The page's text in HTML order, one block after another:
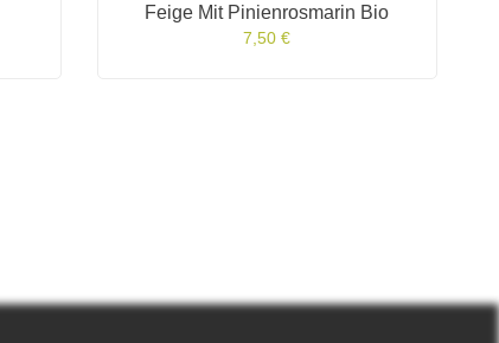
Feige Mit Pinienrosmarin Bio
7,50 €